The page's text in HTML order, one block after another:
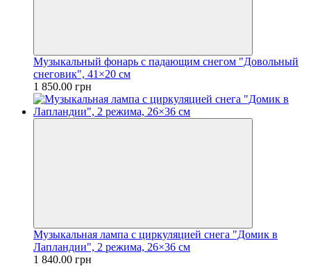
Музыкальный фонарь с падающим снегом "Довольный
снеговик", 41×20 см
1 850.00 грн
Музыкальная лампа с циркуляцией снега "Домик в
Лапландии", 2 режима, 26×36 см
1 840.00 грн